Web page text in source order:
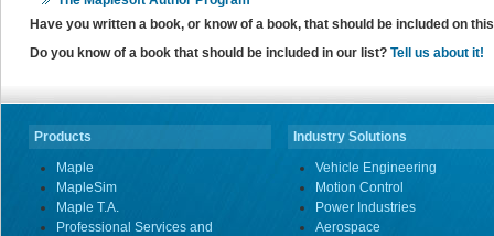
Have you written a book, or know of a book, that should be included on
Do you know of a book that should be included in our list? Tell us about it!
Products
Maple
MapleSim
Maple T.A.
Professional Services and
Industry Solutions
Vehicle Engineering
Motion Control
Power Industries
Aerospace